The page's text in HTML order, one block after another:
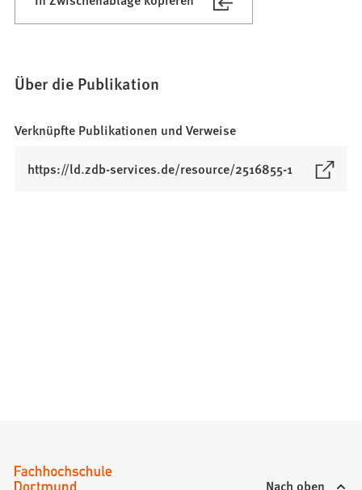
Über die Publikation
Verknüpfte Publikationen und Verweise
https://ld.zdb-services.de/resource/2516855-1
u
Nach oben